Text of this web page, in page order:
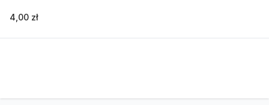
4,00 zł